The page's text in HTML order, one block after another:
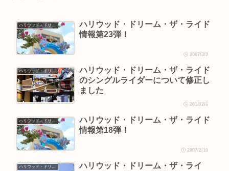
ハリウッド・ドリーム・ザ・ライド
ハリウッド・ドリーム・ザ・ライド
情報第23弾！
2007/3/9
ハリウッド・ドリーム・ザ・ライド
ハリウッド・ドリーム・ザ・ライド
のシングルライダーについて修正し
ました
2014/2/6
ハリウッド・ドリーム・ザ・ライド
ハリウッド・ドリーム・ザ・ライド
情報第18弾！
2007/2/10
ハリウッド・ドリーム・ザ・ライド
ハリウッド・ドリーム・ザ・ライ